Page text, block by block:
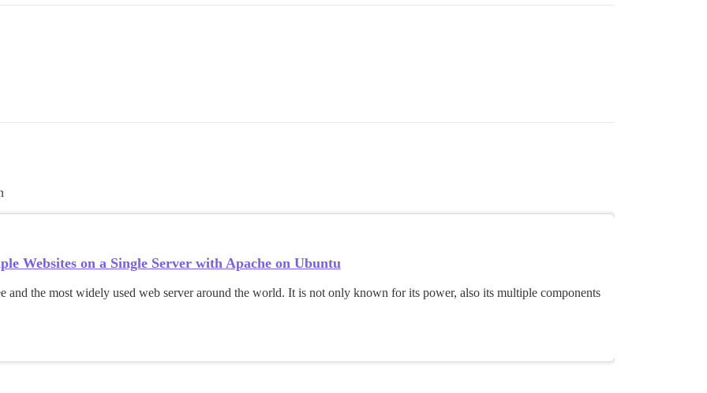
Websites on a Single Server with Apache on Ubuntu
and the most widely used web server around the world. It is not only known for its power, also its multiple components